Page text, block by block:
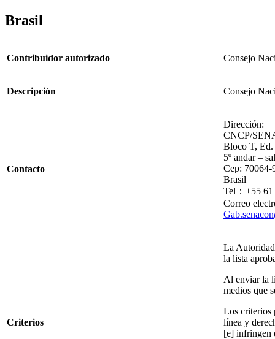
Brasil
Contribuidor autorizado Consejo
Descripción Consejo
Contacto
Dirección:
CNCP/
Bloco T, Ed.
5º andar –
Cep:
Brasil
Tel：+55
Correo
Criterios
La
la lista
Al enviar la
medios que
Los criterios
línea y
[e] infringen